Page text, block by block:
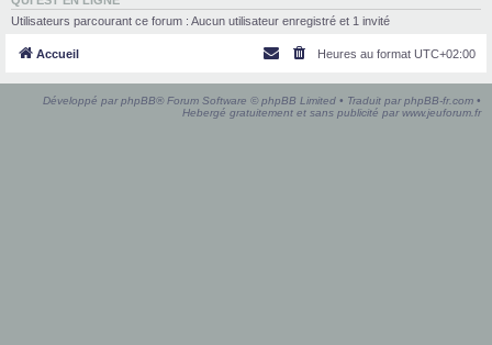
Utilisateurs parcourant ce forum : Aucun utilisateur enregistré et 1 invité
Accueil Heures au format UTC+02:00
Développé parphpBB® Forum Software © phpBB Limited • Traduit parphpBB-fr.com •
Hebergé gratuitement et sans publicité parwww.jeuforum.fr